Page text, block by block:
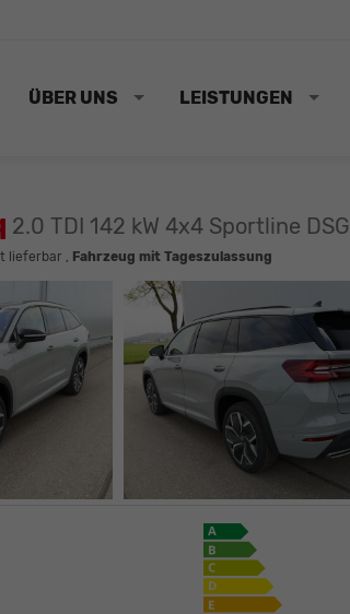
ÜBER UNS LEISTUNGEN
2.0 TDI 142 kW 4x4 Sportline DSG
lieferbar , Fahrzeug mit Tageszulassung